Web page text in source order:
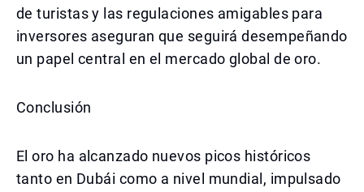
de turistas y las regulaciones amigables para
inversores aseguran que seguirá desempeñando
un papel central en el mercado global de oro.
Conclusión
El oro ha alcanzado nuevos picos históricos
tanto en Dubái como a nivel mundial, impulsado